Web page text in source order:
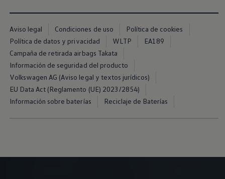
Descarga de nuevas funcionalidades
Car-Net
App-Connect
Clientes y posventa
Mantenimiento y reparaciones
Ventajas Servicio Oficial
Plan de mantenimiento
Baterías
Carrocería
Servicio técnico para eléctricos
Recogida y entrega del vehículo
Aviso legal Condiciones de uso
Política de cookies
Política de datos y privacidad
WLTP
EA189
Campaña de retirada airbags Takata
Información de seguridad del producto
Volkswagen AG (Aviso legal y textos jurídicos)
EU Data Act (Reglamento (UE) 2023/2854)
Información sobre baterías
Reciclaje de Baterías